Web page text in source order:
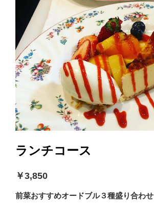
ランチコース
￥3,850
前菜おすすめオードブル３種盛り合わせ